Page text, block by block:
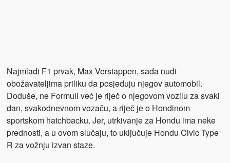
Najmlađi F1 prvak, Max Verstappen, sada nudi
obožavateljima priliku da posjeduju njegov automobil.
Doduše, ne Formuli već je riječ o njegovom vozilu za svaki
dan, svakodnevnom vozaču, a riječ je o Hondinom
sportskom hatchbacku. Jer, utrkivanje za Hondu ima neke
prednosti, a u ovom slučaju, to uključuje Hondu Civic Type
R za vožnju izvan staze.